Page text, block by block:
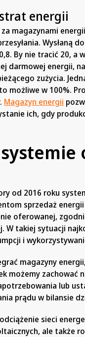
energii
magazynami
Wysłaną
By nie tracić 20, a
darmowej energii,
zużycia.
możliwe w 100%.
Magazyn energii
ich, gdy
od 2016 roku
sprzedaż
oferowanej,
W takiej sytuacji
i
magazyny
możemy zachować
lub
prądu w bilansie
sieci
ale także